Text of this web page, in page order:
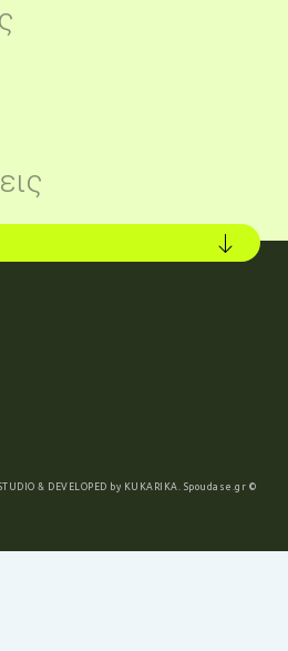
& DEVELOPED by KUKARIKA. Spoudase.gr ©